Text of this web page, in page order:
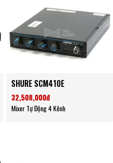
SHURE SCM410E
32,508,000đ
Mixer Tự Động 4 Kênh